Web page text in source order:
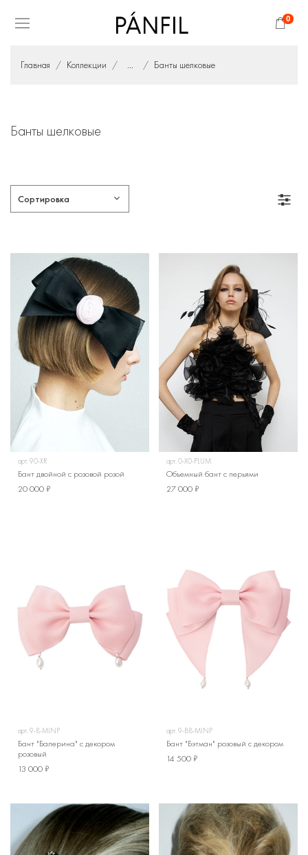
0
Главная Коллекции ... Банты шелковые
Банты шелковые
арт.90-XR
Бант двойной с розовой розой
20 000 ₽
арт.0-X0-PLUM
Объемный бант с перьями
27 000 ₽
арт.9-8-MINP
Бант "Балерина" с декором
розовый
13 000 ₽
арт.9-B8-MINP
Бант "Бэтман" розовый с декором
14 500 ₽